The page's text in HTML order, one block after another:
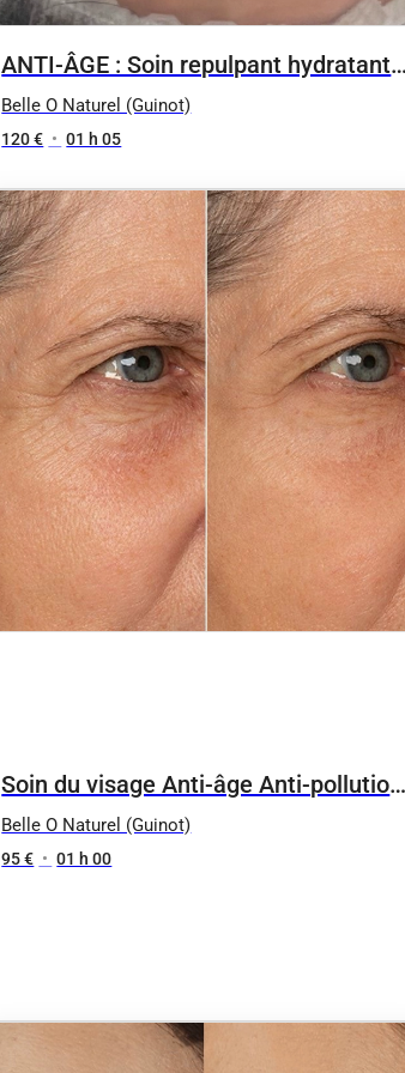
ANTI-ÂGE : Soin repulpant hydratant :
HYDRA SUMMUM
Belle O Naturel (Guinot)
120 € • 01 h 05
Soin du visage Anti-âge Anti-pollution
"reviderm" by phyt's
Belle O Naturel (Guinot)
95 € • 01 h 00